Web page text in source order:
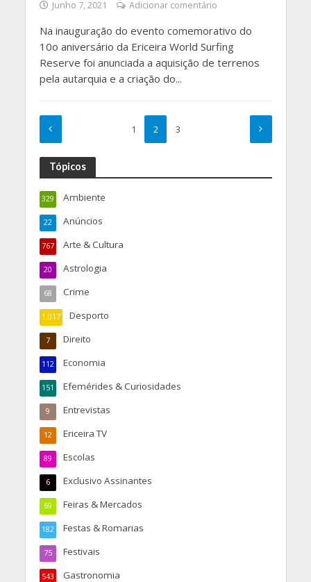
Junho 7, 2021 Adicionar comentário
Na inauguração do evento comemorativo do
10o aniversário da Ericeira World Surfing
Reserve foi anunciada a aquisição de terrenos
pela autarquia e a criação do...
1 2 3
Tópicos
Ambiente
329
Anúncios
22
Arte & Cultura
767
Astrologia
20
Crime
68
Desporto
1.017
Direito
7
Economia
112
Efemérides & Curiosidades
151
Entrevistas
9
Ericeira TV
12
Escolas
89
Exclusivo Assinantes
6
Feiras & Mercados
69
Festas & Romarias
182
Festivais
75
Gastronomia
543